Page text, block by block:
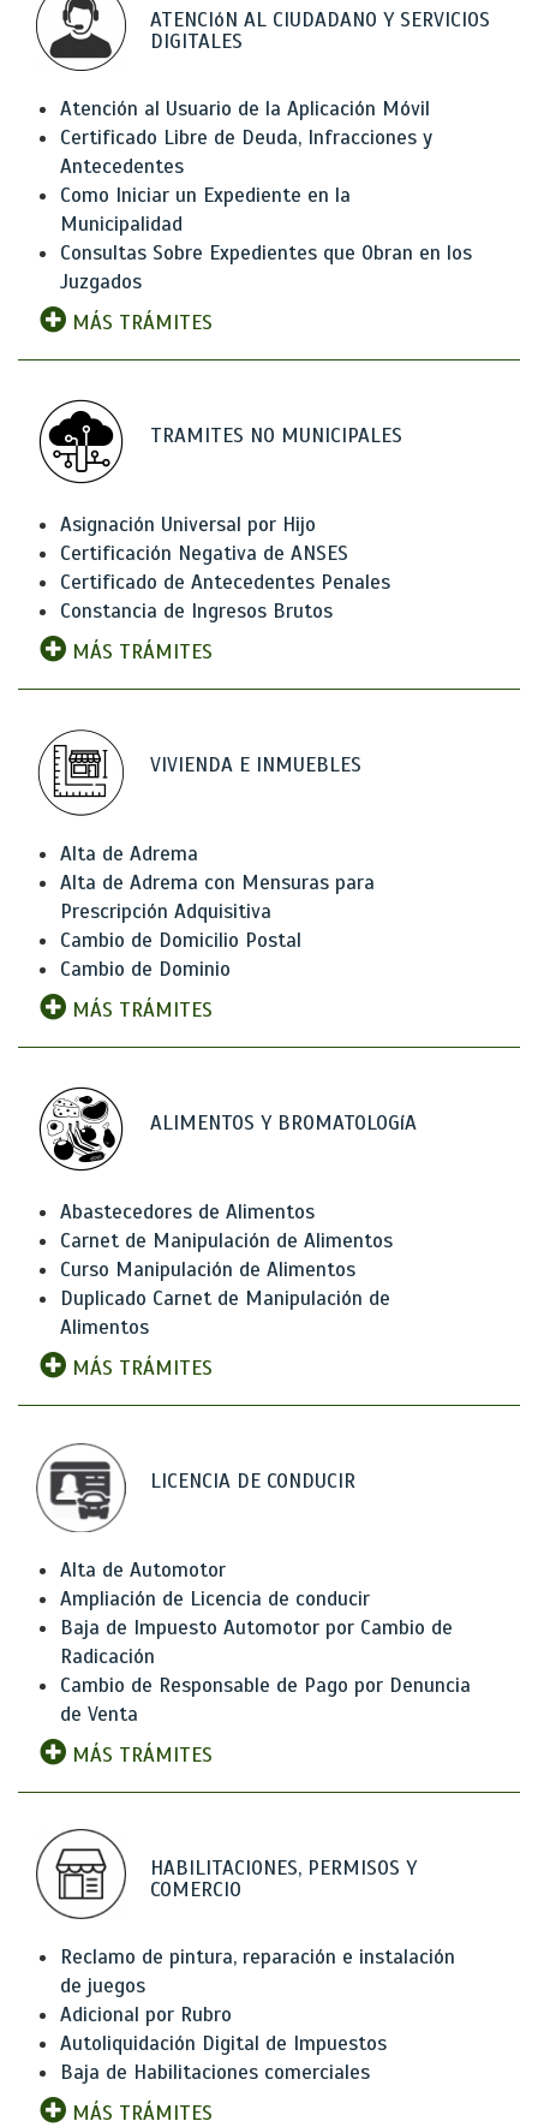
ATENCIóN AL CIUDADANO Y SERVICIOS
DIGITALES
Atención al Usuario de la Aplicación Móvil
Certificado Libre de Deuda, Infracciones y
Antecedentes
Como Iniciar un Expediente en la
Municipalidad
Consultas Sobre Expedientes que Obran en los
Juzgados
MÁS TRÁMITES
TRAMITES NO MUNICIPALES
Asignación Universal por Hijo
Certificación Negativa de ANSES
Certificado de Antecedentes Penales
Constancia de Ingresos Brutos
MÁS TRÁMITES
VIVIENDA E INMUEBLES
Alta de Adrema
Alta de Adrema con Mensuras para
Prescripción Adquisitiva
Cambio de Domicilio Postal
Cambio de Dominio
MÁS TRÁMITES
ALIMENTOS Y BROMATOLOGíA
Abastecedores de Alimentos
Carnet de Manipulación de Alimentos
Curso Manipulación de Alimentos
Duplicado Carnet de Manipulación de
Alimentos
MÁS TRÁMITES
LICENCIA DE CONDUCIR
Alta de Automotor
Ampliación de Licencia de conducir
Baja de Impuesto Automotor por Cambio de
Radicación
Cambio de Responsable de Pago por Denuncia
de Venta
MÁS TRÁMITES
HABILITACIONES, PERMISOS Y
COMERCIO
Reclamo de pintura, reparación e instalación
de juegos
Adicional por Rubro
Autoliquidación Digital de Impuestos
Baja de Habilitaciones comerciales
MÁS TRÁMITES